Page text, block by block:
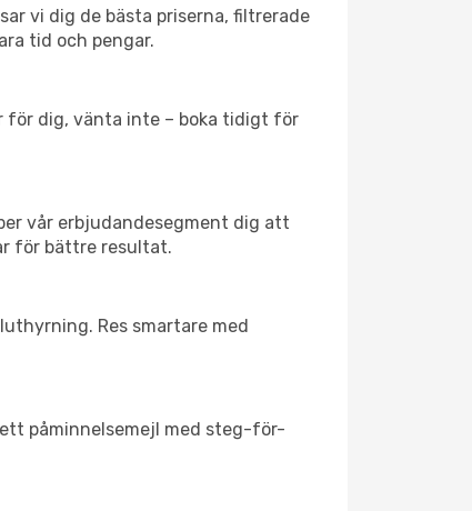
vi dig de bästa priserna, filtrerade
tid och pengar.
för dig, vänta inte – boka tidigt för
vår erbjudandesegment dig att
för bättre resultat.
Res smartare med
påminnelsemejl med steg-för-